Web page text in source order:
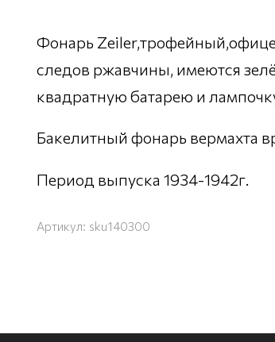
Фонарь
следов ржавчины, имеются
квадратную батарею и
Бакелитный фонарь вермахта
Период выпуска 1934-1942г.
Артикул: sku140300